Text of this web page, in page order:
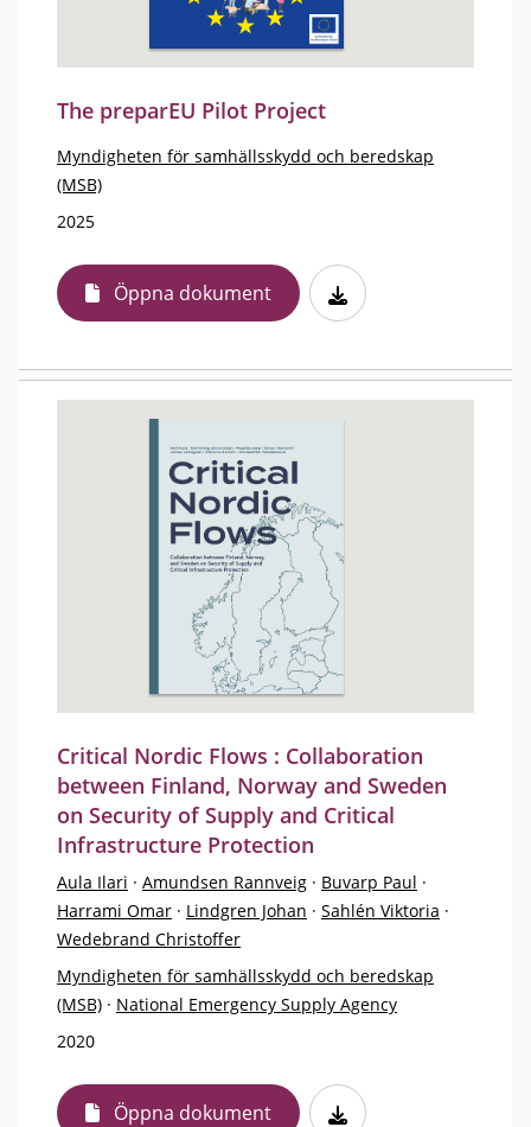
The preparEU Pilot Project
Myndigheten för samhällsskydd och beredskap
(MSB)
2025
Öppna dokument
Critical Nordic Flows : Collaboration
between Finland, Norway and Sweden
on Security of Supply and Critical
Infrastructure Protection
Aula Ilari · Amundsen Rannveig · Buvarp Paul ·
Harrami Omar · Lindgren Johan · Sahlén Viktoria ·
Wedebrand Christoffer
Myndigheten för samhällsskydd och beredskap
(MSB) · National Emergency Supply Agency
2020
Öppna dokument